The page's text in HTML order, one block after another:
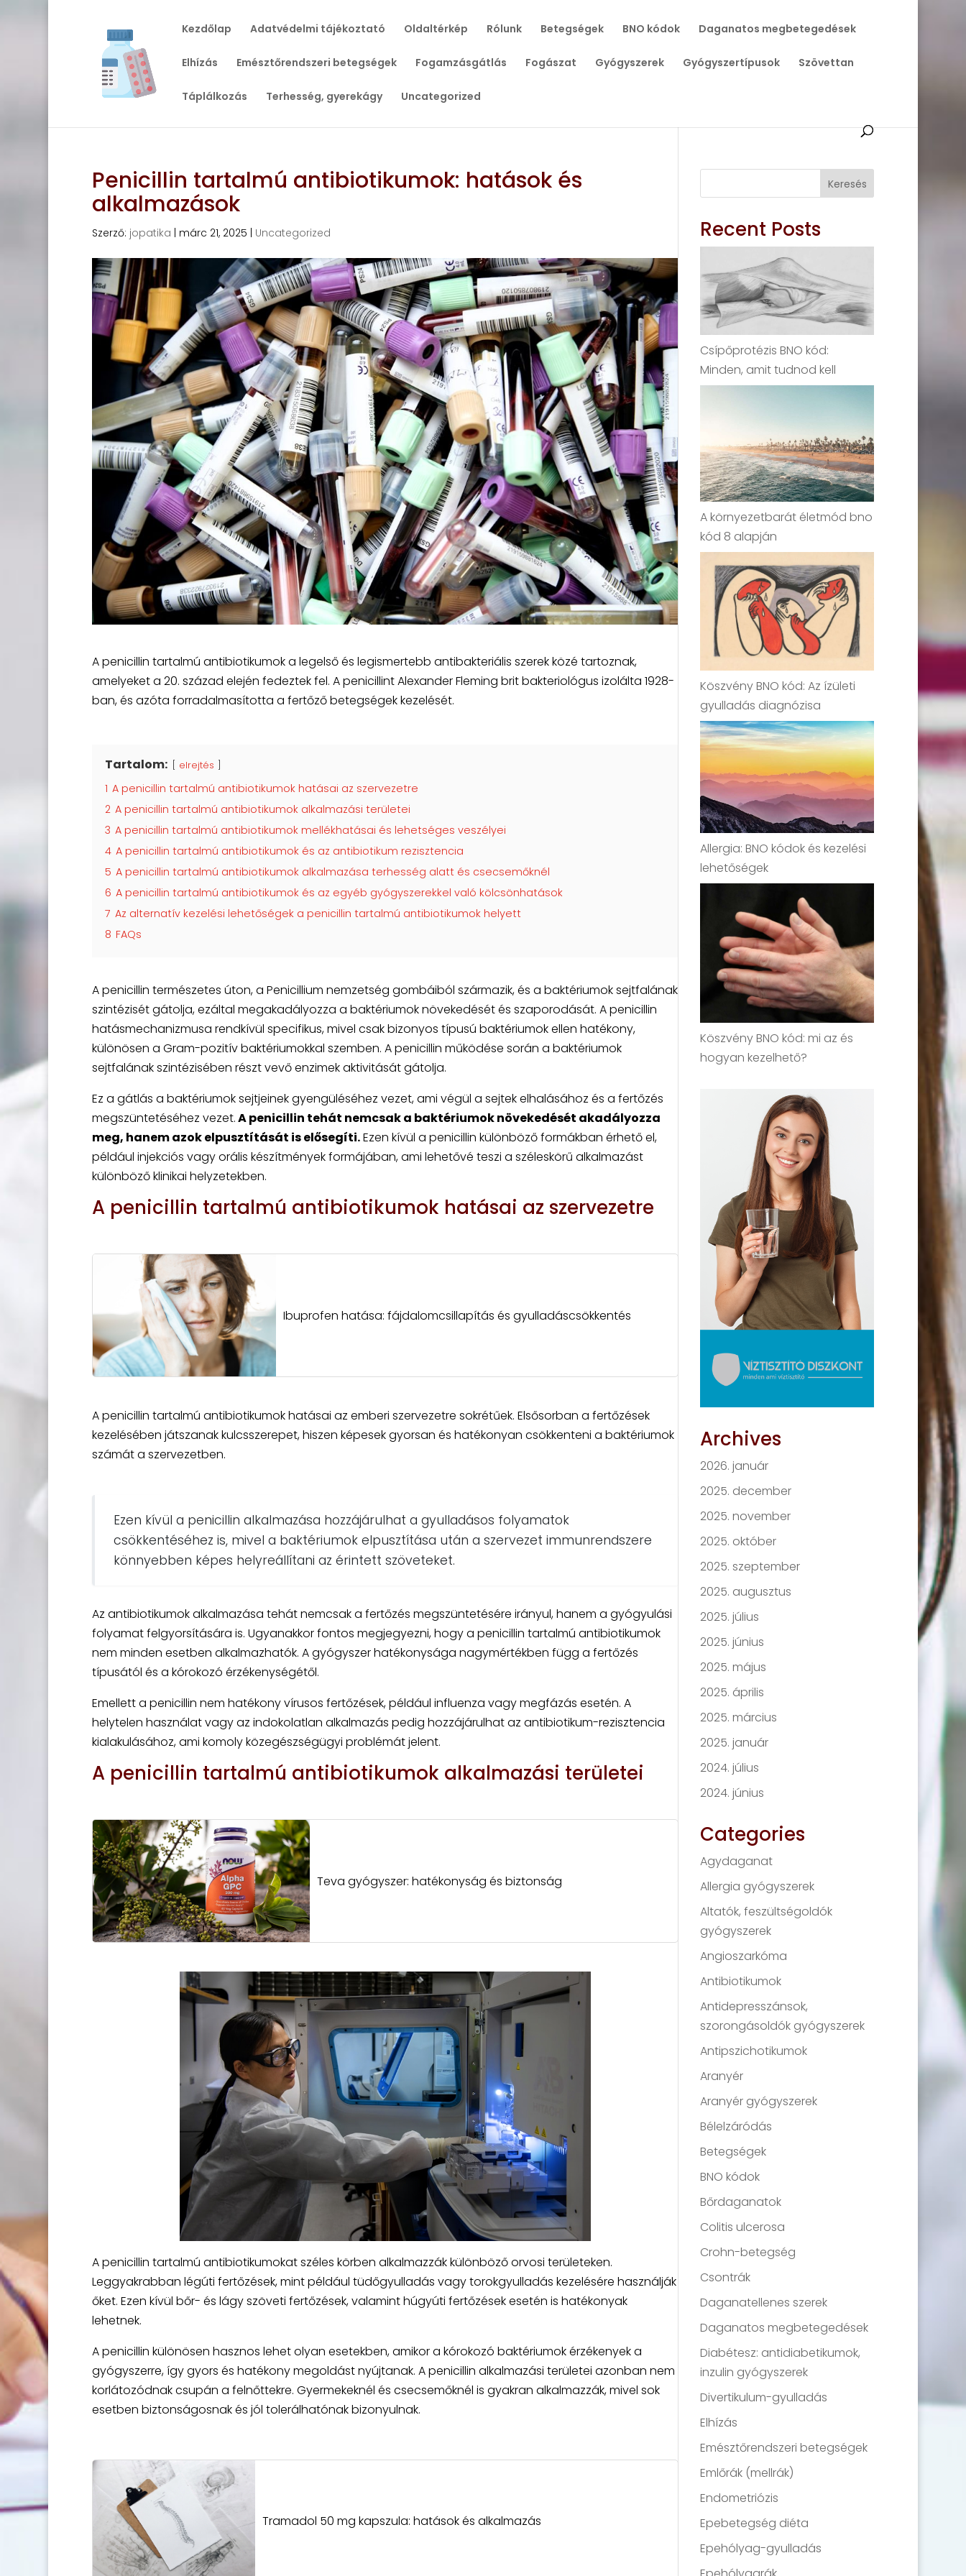
Kezdőlap Adatvédelmi tájékoztató Oldaltérkép Rólunk Betegségek BNO kódok Daganatos megbetegedések
Elhízás Emésztőrendszeri betegségek Fogamzásgátlás Fogászat Gyógyszerek Gyógyszertípusok Szövettan
Táplálkozás Terhesség, gyerekágy Uncategorized
Penicillin tartalmú antibiotikumok: hatások és
alkalmazások
Szerző: jopatika márc 21, 2025 Uncategorized
A penicillin tartalmú antibiotikumok a legelső és legismertebb antibakteriális szerek közé tartoznak,
amelyeket a 20. század elején fedeztek fel. A penicillint Alexander Fleming brit bakteriológus izolálta 1928-
ban, és azóta forradalmasította a fertőző betegségek kezelését.
Tartalom: elrejtés
1 A penicillin tartalmú antibiotikumok hatásai az szervezetre
2 A penicillin tartalmú antibiotikumok alkalmazási területei
3 A penicillin tartalmú antibiotikumok mellékhatásai és lehetséges veszélyei
4 A penicillin tartalmú antibiotikumok és az antibiotikum rezisztencia
5 A penicillin tartalmú antibiotikumok alkalmazása terhesség alatt és csecsemőknél
6 A penicillin tartalmú antibiotikumok és az egyéb gyógyszerekkel való kölcsönhatások
7 Az alternatív kezelési lehetőségek a penicillin tartalmú antibiotikumok helyett
8 FAQs
A penicillin természetes úton, a Penicillium nemzetség gombáiból származik, és a baktériumok sejtfalának
szintézisét gátolja, ezáltal megakadályozza a baktériumok növekedését és szaporodását. A penicillin
hatásmechanizmusa rendkívül specifikus, mivel csak bizonyos típusú baktériumok ellen hatékony,
különösen a Gram-pozitív baktériumokkal szemben. A penicillin működése során a baktériumok
sejtfalának szintézisében részt vevő enzimek aktivitását gátolja.
Ez a gátlás a baktériumok sejtjeinek gyengüléséhez vezet, ami végül a sejtek elhalásához és a fertőzés
megszüntetéséhez vezet.A penicillin tehát nemcsak a baktériumok növekedését akadályozza
meg, hanem azok elpusztítását is elősegíti.Ezen kívül a penicillin különböző formákban érhető el,
például injekciós vagy orális készítmények formájában, ami lehetővé teszi a széleskörű alkalmazást
különböző klinikai helyzetekben.
A penicillin tartalmú antibiotikumok hatásai az szervezetre
Ibuprofen hatása: fájdalomcsillapítás és gyulladáscsökkentés
A penicillin tartalmú antibiotikumok hatásai az emberi szervezetre sokrétűek. Elsősorban a fertőzések
kezelésében játszanak kulcsszerepet, hiszen képesek gyorsan és hatékonyan csökkenteni a baktériumok
számát a szervezetben.
Ezen kívül a penicillin alkalmazása hozzájárulhat a gyulladásos folyamatok
csökkentéséhez is, mivel a baktériumok elpusztítása után a szervezet immunrendszere
könnyebben képes helyreállítani az érintett szöveteket.
Az antibiotikumok alkalmazása tehát nemcsak a fertőzés megszüntetésére irányul, hanem a gyógyulási
folyamat felgyorsítására is. Ugyanakkor fontos megjegyezni, hogy a penicillin tartalmú antibiotikumok
nem minden esetben alkalmazhatók. A gyógyszer hatékonysága nagymértékben függ a fertőzés
típusától és a kórokozó érzékenységétől.
Emellett a penicillin nem hatékony vírusos fertőzések, például influenza vagy megfázás esetén. A
helytelen használat vagy az indokolatlan alkalmazás pedig hozzájárulhat az antibiotikum-rezisztencia
kialakulásához, ami komoly közegészségügyi problémát jelent.
A penicillin tartalmú antibiotikumok alkalmazási területei
Teva gyógyszer: hatékonyság és biztonság
A penicillin tartalmú antibiotikumokat széles körben alkalmazzák különböző orvosi területeken.
Leggyakrabban légúti fertőzések, mint például tüdőgyulladás vagy torokgyulladás kezelésére használják
őket. Ezen kívül bőr- és lágy szöveti fertőzések, valamint húgyúti fertőzések esetén is hatékonyak
lehetnek.
A penicillin különösen hasznos lehet olyan esetekben, amikor a kórokozó baktériumok érzékenyek a
gyógyszerre, így gyors és hatékony megoldást nyújtanak. A penicillin alkalmazási területei azonban nem
korlátozódnak csupán a felnőttekre. Gyermekeknél és csecsemőknél is gyakran alkalmazzák, mivel sok
esetben biztonságosnak és jól tolerálhatónak bizonyulnak.
Tramadol 50 mg kapszula: hatások és alkalmazás
Keresés
Recent Posts
Csípőprotézis BNO kód:
Minden, amit tudnod kell
A környezetbarát életmód bno
kód 8 alapján
Köszvény BNO kód: Az ízületi
gyulladás diagnózisa
Allergia: BNO kódok és kezelési
lehetőségek
Köszvény BNO kód: mi az és
hogyan kezelhető?
Archives
2026. január
2025. december
2025. november
2025. október
2025. szeptember
2025. augusztus
2025. július
2025. június
2025. május
2025. április
2025. március
2025. január
2024. július
2024. június
Categories
Agydaganat
Allergia gyógyszerek
Altatók, feszültségoldók
gyógyszerek
Angioszarkóma
Antibiotikumok
Antidepresszánsok,
szorongásoldók gyógyszerek
Antipszichotikumok
Aranyér
Aranyér gyógyszerek
Bélelzáródás
Betegségek
BNO kódok
Bőrdaganatok
Colitis ulcerosa
Crohn-betegség
Csontrák
Daganatellenes szerek
Daganatos megbetegedések
Diabétesz: antidiabetikumok,
inzulin gyógyszerek
Divertikulum-gyulladás
Elhízás
Emésztőrendszeri betegségek
Emlőrák (mellrák)
Endometriózis
Epebetegség diéta
Epehólyag-gyulladás